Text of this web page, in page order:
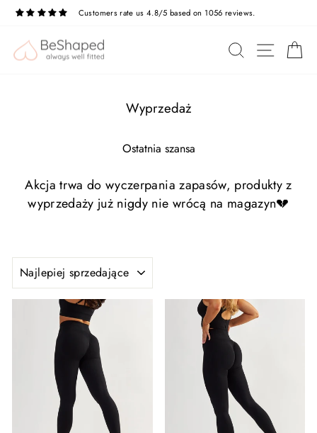
Przejdź
Customers rate us 4.8/5 based on 1056 reviews.
SZUKAJ
Wyprzedaż
Ostatnia szansa
Akcja trwa do wyczerpania zapasów, produkty z
wyprzedaży już nigdy nie wrócą na magazyn💔